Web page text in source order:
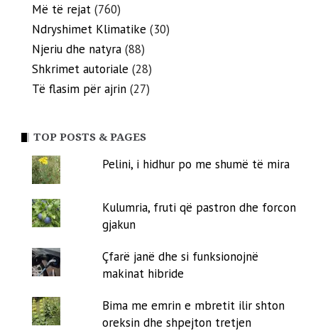
Më të rejat (760)
Ndryshimet Klimatike (30)
Njeriu dhe natyra (88)
Shkrimet autoriale (28)
Të flasim për ajrin (27)
TOP POSTS & PAGES
Pelini, i hidhur po me shumë të mira
Kulumria, fruti që pastron dhe forcon
gjakun
Çfarë janë dhe si funksionojnë
makinat hibride
Bima me emrin e mbretit ilir shton
oreksin dhe shpejton tretjen